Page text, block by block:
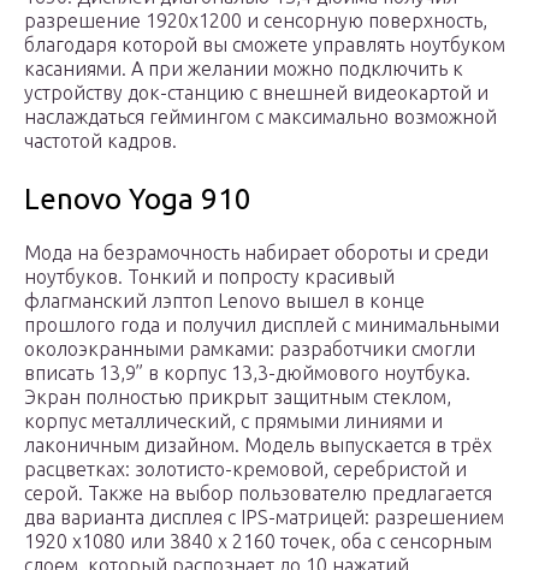
разрешение 1920х1200 и сенсорную поверхность,
благодаря которой вы сможете управлять ноутбуком
касаниями. А при желании можно подключить к
устройству док-станцию с внешней видеокартой и
наслаждаться геймингом с максимально возможной
частотой кадров.
Lenovo Yoga 910
Мода на безрамочность набирает обороты и среди
ноутбуков. Тонкий и попросту красивый
флагманский лэптоп Lenovo вышел в конце
прошлого года и получил дисплей с минимальными
околоэкранными рамками: разработчики смогли
вписать 13,9” в корпус 13,3-дюймового ноутбука.
Экран полностью прикрыт защитным стеклом,
корпус металлический, с прямыми линиями и
лаконичным дизайном. Модель выпускается в трёх
расцветках: золотисто-кремовой, серебристой и
серой. Также на выбор пользователю предлагается
два варианта дисплея с IPS-матрицей: разрешением
1920 х1080 или 3840 х 2160 точек, оба с сенсорным
слоем, который распознает до 10 нажатий